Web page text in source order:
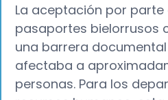
La aceptación por parte
pasaportes bielorrusos
una barrera
afectaba a
personas. Para los